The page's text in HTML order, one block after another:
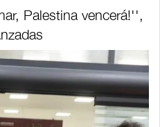
Palestina vencerá!'',